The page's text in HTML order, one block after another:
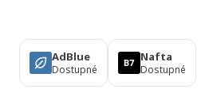
AdBlue
Dostupné
Nafta
Dostupné